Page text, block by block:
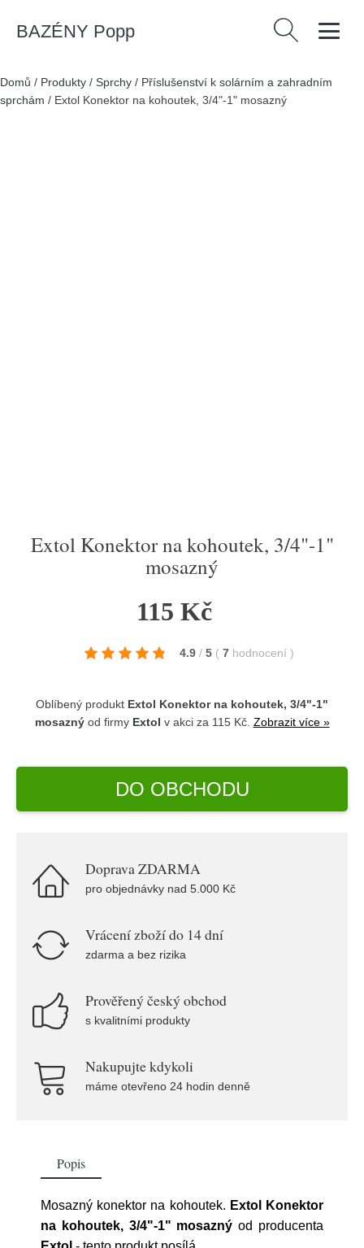
BAZÉNY Popp Vyhledávání
Domů / Produkty / Sprchy / Příslušenství k solárním a zahradním
sprchám / Extol Konektor na kohoutek, 3/4"-1" mosazný
Extol Konektor na kohoutek, 3/4"-1"
mosazný
115 Kč
4.9 / 5 ( 7 hodnocení )
Oblíbený produkt Extol Konektor na kohoutek, 3/4"-1"
mosaznýod firmy Extol v akci za 115 Kč. Zobrazit více »
DO OBCHODU
Doprava ZDARMA
pro objednávky nad 5.000 Kč
Vrácení zboží do 14 dní
zdarma a bez rizika
Prověřený český obchod
s kvalitními produkty
Nakupujte kdykoli
máme otevřeno 24 hodin denně
Popis
Mosazný konektor na kohoutek. Extol Konektor
na kohoutek, 3/4"-1" mosazný od producenta